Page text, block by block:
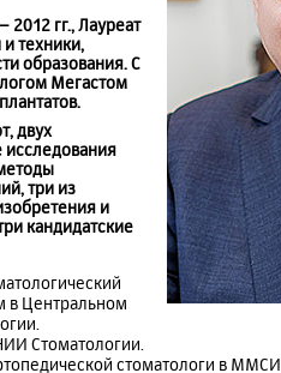
2012 гг., Лауреат
техники,
образования. С
Мегастом
двух
три из
и
кандидатские
в Центральном
Стоматологии.
стоматологи в ММСИ.